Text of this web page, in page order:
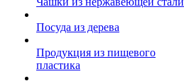
Посуда из дерева
Продукция из пищевого
пластика